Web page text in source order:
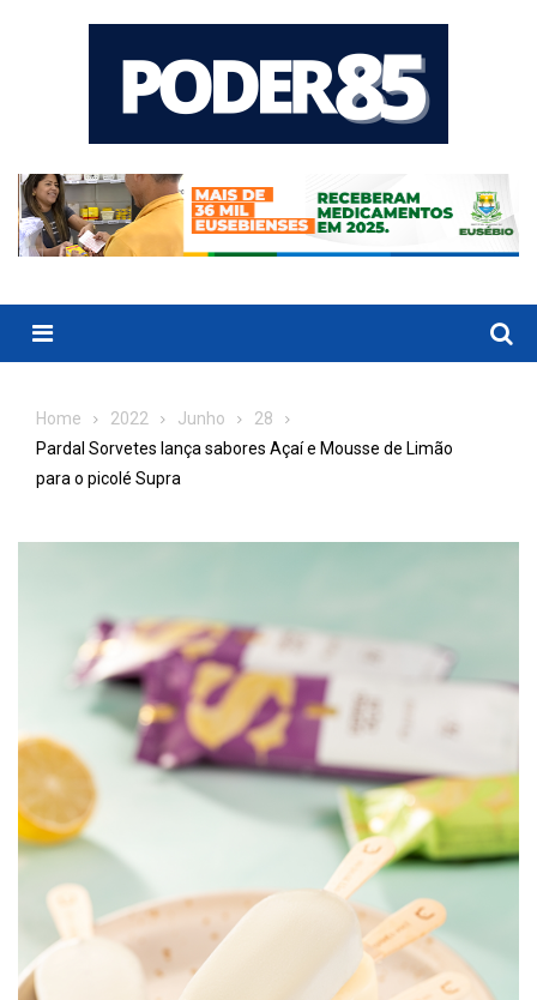
Menu
Home 2022 Junho
28
Pardal Sorvetes lança sabores Açaí e Mousse de Limão
para o picolé Supra